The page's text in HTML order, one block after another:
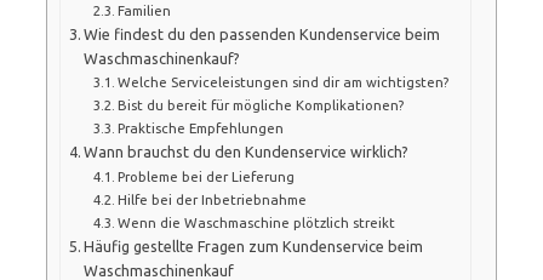
Familien
Wie findest du den passenden Kundenservice beim
Waschmaschinenkauf?
Welche Serviceleistungen sind dir am wichtigsten?
Bist du bereit für mögliche Komplikationen?
Praktische Empfehlungen
Wann brauchst du den Kundenservice wirklich?
Probleme bei der Lieferung
Hilfe bei der Inbetriebnahme
Wenn die Waschmaschine plötzlich streikt
Häufig gestellte Fragen zum Kundenservice beim
Waschmaschinenkauf